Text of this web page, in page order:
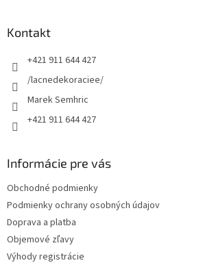
Kontakt
+421 911 644 427
/lacnedekoraciee/
Marek Semhric
+421 911 644 427
Informácie pre vás
Obchodné podmienky
Podmienky ochrany osobných údajov
Doprava a platba
Objemové zľavy
Výhody registrácie